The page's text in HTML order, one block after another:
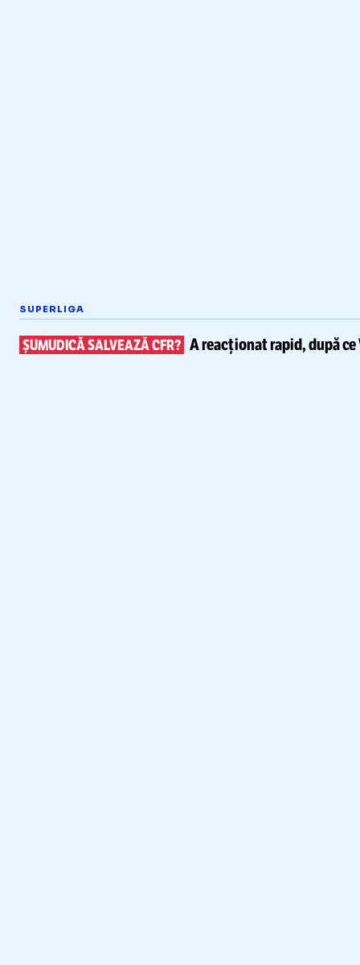
SUPERLIGA
ȘUMUDICĂ SALVEAZĂ CFR? A reacționat rapid, după ce